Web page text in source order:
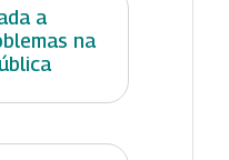
a
na